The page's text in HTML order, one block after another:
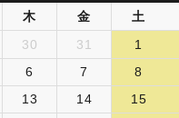
木 金
土
30 31
1
6 7
8
13 14
15